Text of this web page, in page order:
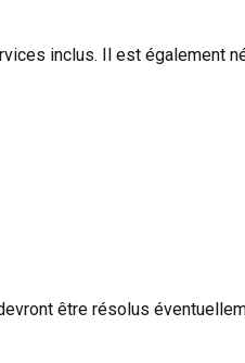
inclus. Il est également
être résolus